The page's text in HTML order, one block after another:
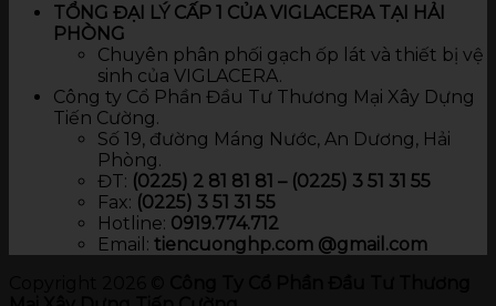
TỔNG ĐẠI LÝ CẤP 1 CỦA VIGLACERA TẠI HẢI
PHÒNG
Chuyên phân phối gạch ốp lát và thiết bị vệ
sinh của VIGLACERA.
Công ty Cổ Phần Đầu Tư Thương Mại Xây Dựng
Tiến Cường.
Số 19, đường Máng Nước, An Dương, Hải
Phòng.
ĐT: (0225) 2 81 81 81 – (0225) 3 51 31 55
Fax: (0225) 3 51 31 55
Hotline: 0919.774.712​
Email: tiencuonghp.com @gmail.com